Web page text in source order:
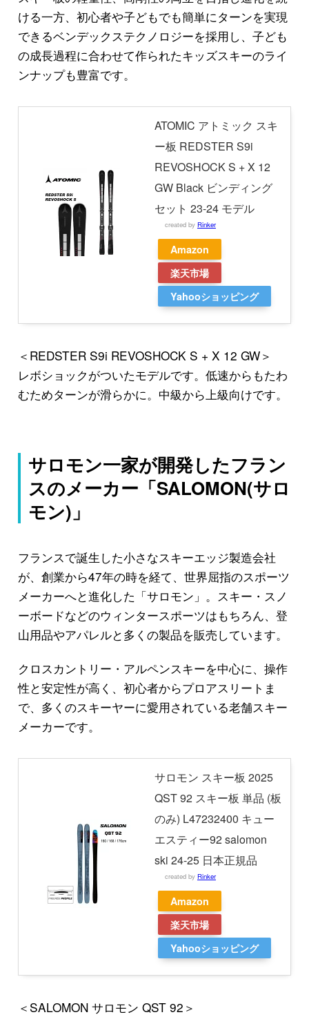
ける一方、初心者や子どもでも簡単にターンを実現
できるベンデックステクノロジーを採用し、子ども
の成長過程に合わせて作られたキッズスキーのライ
ンナップも豊富です。
ATOMIC アトミック スキ
ー板 REDSTER S9i
REVOSHOCK S + X 12
GW Black ビンディング
セット 23-24 モデル
created by Rinker
Amazon
楽天市場
Yahooショッピング
＜REDSTER S9i REVOSHOCK S + X 12 GW＞
レボショックがついたモデルです。低速からもたわ
むためターンが滑らかに。中級から上級向けです。
サロモン一家が開発したフラン
スのメーカー「SALOMON(サロ
モン)」
フランスで誕生した小さなスキーエッジ製造会社
が、創業から47年の時を経て、世界屈指のスポーツ
メーカーへと進化した「サロモン」。スキー・スノ
ーボードなどのウィンタースポーツはもちろん、登
山用品やアパレルと多くの製品を販売しています。
クロスカントリー・アルペンスキーを中心に、操作
性と安定性が高く、初心者からプロアスリートま
で、多くのスキーヤーに愛用されている老舗スキー
メーカーです。
サロモン スキー板 2025
QST 92 スキー板 単品 (板
のみ) L47232400 キュー
エスティー92 salomon
ski 24-25 日本正規品
created by Rinker
Amazon
楽天市場
Yahooショッピング
＜SALOMON サロモン QST 92＞